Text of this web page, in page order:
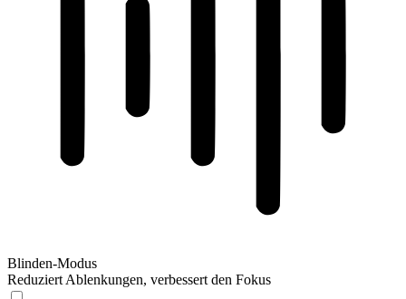
Blinden-Modus
Reduziert Ablenkungen, verbessert den Fokus